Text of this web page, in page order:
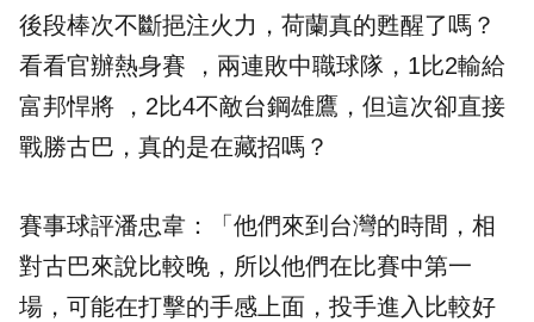
後段棒次不斷挹注火力，荷蘭真的甦醒了嗎？
看看官辦熱身賽 ，兩連敗中職球隊，1比2輸給
富邦悍將 ，2比4不敵台鋼雄鷹，但這次卻直接
戰勝古巴，真的是在藏招嗎？
賽事球評潘忠韋：「他們來到台灣的時間，相
對古巴來說比較晚，所以他們在比賽中第一
場，可能在打擊的手感上面，投手進入比較好